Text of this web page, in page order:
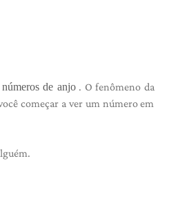
números de anjo. O fenômeno da
começar a ver um número em